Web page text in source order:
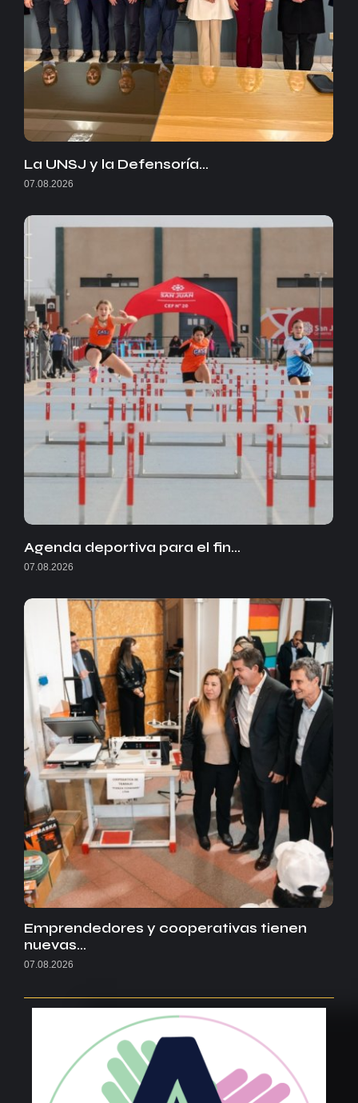
La UNSJ y la Defensoría…
07.08.2026
Agenda deportiva para el fin…
07.08.2026
Emprendedores y cooperativas tienen
nuevas…
07.08.2026